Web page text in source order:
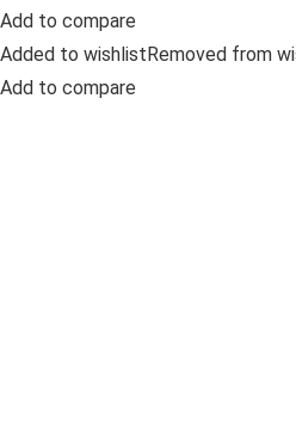
Add to compare
Added to wishlistRemoved from
Add to compare